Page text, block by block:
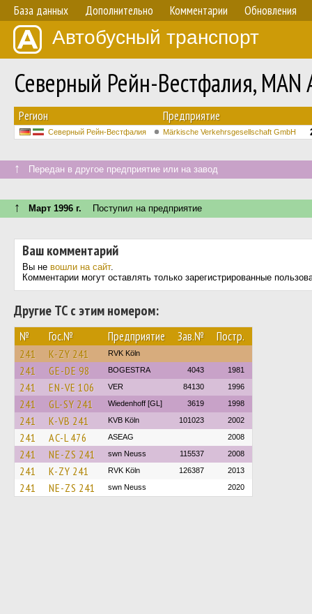
База данных Дополнительно Комментарии Обновления
Автобусный транспорт
Северный Рейн-Вестфалия,
Регион Предприятие
Северный Рейн-Вестфалия Märkische Verkehrsgesellschaft GmbH
↑ Передан в другое предприятие или на завод
↑ Март 1996 г. Поступил на предприятие
Ваш комментарий
Вы не вошли на сайт.
Комментарии могут оставлять только зарегистрированные
Другие ТС с этим номером:
№ Гос.№ Предприятие Зав.№ Постр.
241 K-ZY 241 RVK Köln
241 GE-DE 98 BOGESTRA 4043 1981
241 EN-VE 106 VER 84130 1996
241 GL-SY 241 Wiedenhoff [GL] 3619 1998
241 K-VB 241 KVB Köln 101023 2002
241 AC-L 476 ASEAG 2008
241 NE-ZS 241 swn Neuss 115537 2008
241 K-ZY 241 RVK Köln 126387 2013
241 NE-ZS 241 swn Neuss 2020